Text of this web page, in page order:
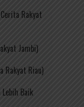
Rakyat
Jambi)
Rakyat Riau)
Baik